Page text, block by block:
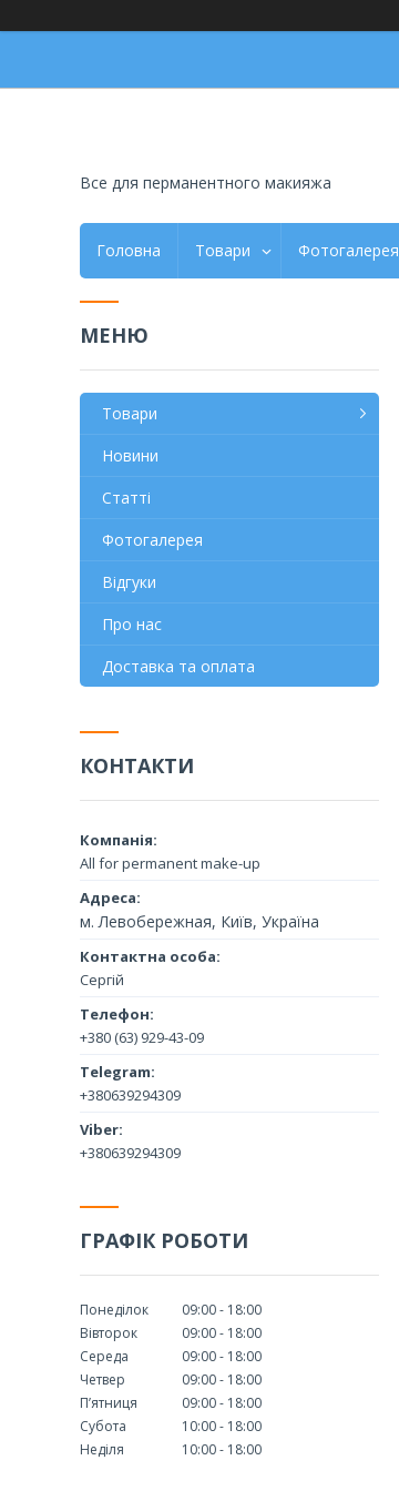
Все для перманентного макияжа
Головна Товари Фотогалерея
Товари
Новини
Статті
Фотогалерея
Відгуки
Про нас
Доставка та оплата
КОНТАКТИ
All for permanent make-up
м. Левобережная, Київ, Україна
Сергій
+380 (63) 929-43-09
+380639294309
+380639294309
ГРАФІК РОБОТИ
Понеділок 09:00
18:00
Вівторок
09:00
18:00
Середа
09:00
18:00
Четвер
09:00
18:00
Пʼятниця
09:00
18:00
Субота
10:00
18:00
Неділя
10:00 18:00